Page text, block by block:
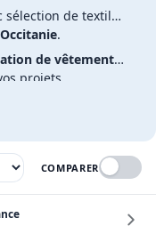
sélection de textiles
Occitanie.
de vêtements
projets
COMPARER